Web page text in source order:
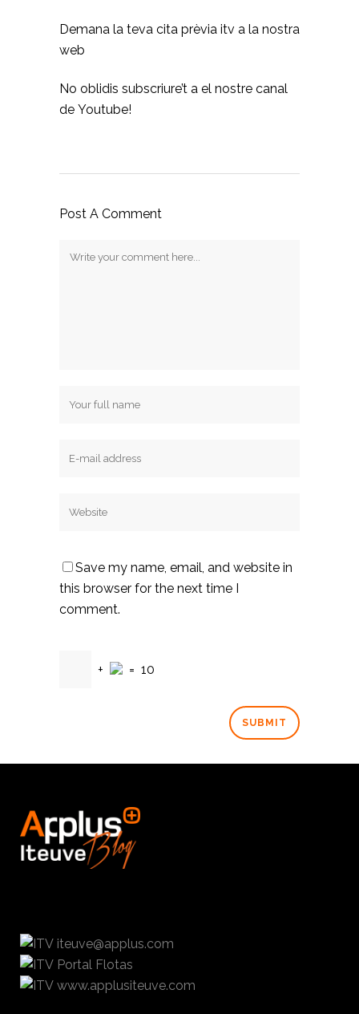
Demana la teva cita prèvia itv a la nostra
web
No oblidis subscriure’t a el nostre canal
de Youtube!
Post A Comment
Save my name, email, and website in
this browser for the next time I
comment.
+ = 10
iteuve@applus.com
Portal Flotas
www.applusiteuve.com